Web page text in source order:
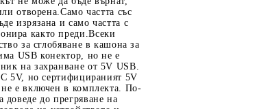
отворена.Само частта със
изрязана и само частта с
както преди.Всеки
за сглобяване в кашона за
USB конектор, но не е
на захранване от 5V USB.
5V, но сертифицираният 5V
е включен в комплекта. По-
до прегряване на